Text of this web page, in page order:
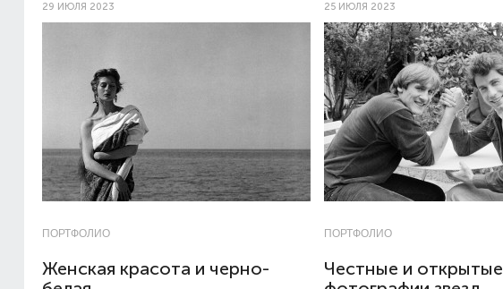
29 ИЮЛЯ 2023
ПОРТФОЛИО
Женская красота и черно-
25 ИЮЛЯ 2023
ПОРТФОЛИО
Честные и открытые